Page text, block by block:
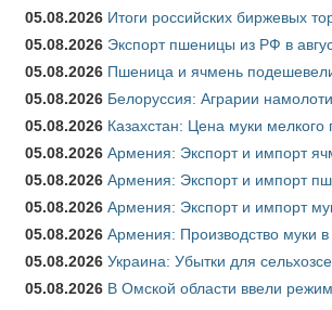
05.08.2026 Итоги российских биржевых
05.08.2026 Экспорт пшеницы из РФ в
05.08.2026 Пшеница и ячмень
05.08.2026 Белоруссия: Аграрии
05.08.2026 Казахстан: Цена муки
05.08.2026 Армения: Экспорт и импорт
05.08.2026 Армения: Экспорт и импорт
05.08.2026 Армения: Экспорт и импорт
05.08.2026 Армения: Производство муки
05.08.2026 Украина: Убытки для
05.08.2026 В Омской области ввели